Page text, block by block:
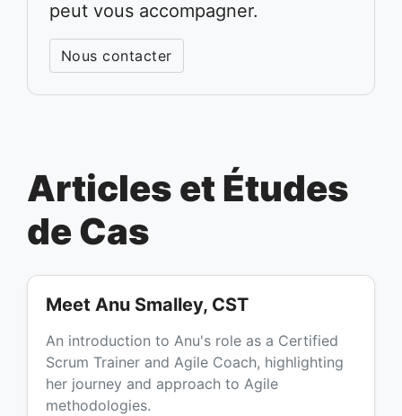
peut vous accompagner.
Nous contacter
Articles et Études
de Cas
Meet Anu Smalley, CST
An introduction to Anu's role as a Certified
Scrum Trainer and Agile Coach, highlighting
her journey and approach to Agile
methodologies.